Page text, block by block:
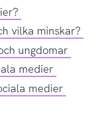
vilka minskar?
ungdomar
medier
medier